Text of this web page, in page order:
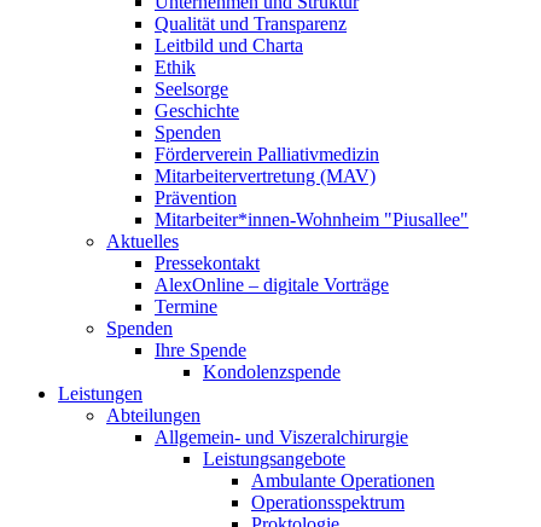
Qualität und Transparenz
Leitbild und Charta
Ethik
Seelsorge
Geschichte
Spenden
Förderverein Palliativmedizin
Mitarbeitervertretung (MAV)
Prävention
Mitarbeiter*innen-Wohnheim "Piusallee"
Aktuelles
Pressekontakt
AlexOnline – digitale Vorträge
Termine
Spenden
Ihre Spende
Kondolenzspende
Leistungen
Abteilungen
Allgemein- und Viszeralchirurgie
Leistungsangebote
Ambulante Operationen
Operationsspektrum